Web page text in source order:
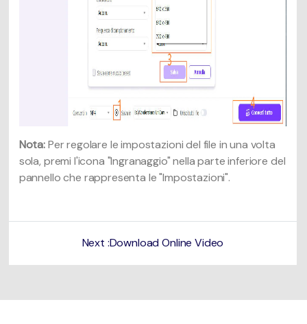
Nota:Per regolare le impostazioni del file in una volta
sola, premi l'icona "Ingranaggio" nella parte inferiore del
pannello che rappresenta le "Impostazioni".
Next :Download Online Video